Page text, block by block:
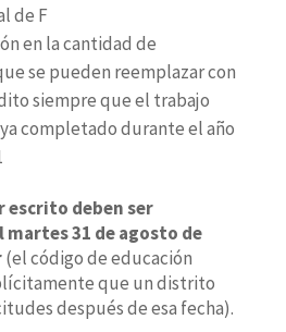
de F
en la cantidad de
se pueden reemplazar con
siempre que el trabajo
completado durante el año
escrito deben ser
31 de agosto de
(el código de educación
que un distrito
después de esa fecha).